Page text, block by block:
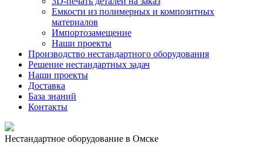
Емкости из полимерных и композитных
материалов
Импортозамещение
Наши проекты
Производство нестандартного оборудования
Решение нестандартных задач
Наши проекты
Доставка
База знаний
Контакты
Нестандартное оборудование в Омске